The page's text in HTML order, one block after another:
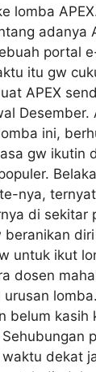
lomba
adanya
portal
itu gw
APEX
Desember.
ini,
gw ikutin
nya,
di sekitar
beranikan
untuk ikut
dosen
belum kasih
dekat